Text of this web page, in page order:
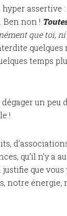
assertive :
Ben non !
que toi,
quelques
temps
un
!
qu’il n’y a
justifie que
notre